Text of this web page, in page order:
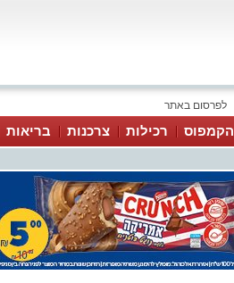
לפרסום באתר
הקמפוס רכילות צרכנות בריאות